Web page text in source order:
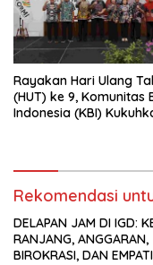
Rayakan Hari Ulang
(HUT) ke 9, Komunitas
Indonesia (KBI)
Pengembangan
KBI yang Berbasis
Mancanegara”.
Rekomendasi
DELAPAN JAM DI IGD:
RANJANG, ANGGARAN,
BIROKRASI, DAN EMPATI